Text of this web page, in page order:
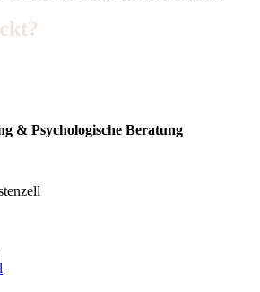
& Psychologische Beratung